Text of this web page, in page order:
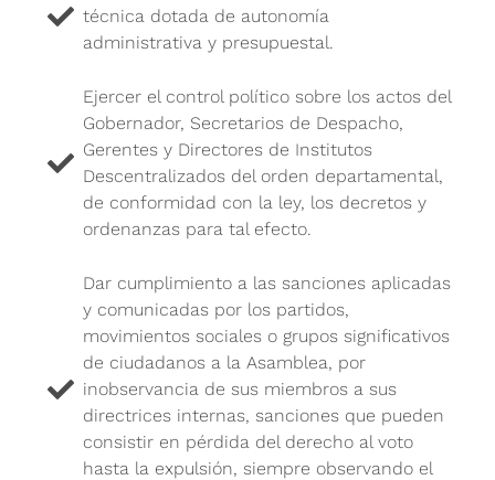
técnica dotada de autonomía
administrativa y presupuestal.
Ejercer el control político sobre los actos del
Gobernador, Secretarios de Despacho,
Gerentes y Directores de Institutos
Descentralizados del orden departamental,
de conformidad con la ley, los decretos y
ordenanzas para tal efecto.
Dar cumplimiento a las sanciones aplicadas
y comunicadas por los partidos,
movimientos sociales o grupos significativos
de ciudadanos a la Asamblea, por
inobservancia de sus miembros a sus
directrices internas, sanciones que pueden
consistir en pérdida del derecho al voto
hasta la expulsión, siempre observando el